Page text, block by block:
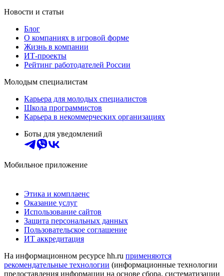
Новости и статьи
Блог
О компаниях в игровой форме
Жизнь в компании
ИТ-проекты
Рейтинг работодателей России
Молодым специалистам
Карьера для молодых специалистов
Школа программистов
Карьера в некоммерческих организациях
Боты для уведомлений
Мобильное приложение
Этика и комплаенс
Оказание услуг
Использование сайтов
Защита персональных данных
Пользовательское соглашение
ИТ аккредитация
На информационном ресурсе hh.ru применяются
рекомендательные технологии (информационные технологии
предоставления информации на основе сбора, систематизации